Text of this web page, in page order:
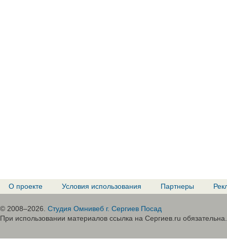
О проекте Условия использования Партнеры
© 2008–2026. Студия Омнивеб г. Сергиев Посад
При использовании материалов ссылка на Сергиев.ru обязательна.